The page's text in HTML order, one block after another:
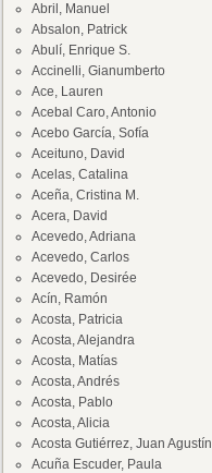
Abril, Manuel
Absalon, Patrick
Abulí, Enrique S.
Accinelli, Gianumberto
Ace, Lauren
Acebal Caro, Antonio
Acebo García, Sofía
Aceituno, David
Acelas, Catalina
Aceña, Cristina M.
Acera, David
Acevedo, Adriana
Acevedo, Carlos
Acevedo, Desirée
Acín, Ramón
Acosta, Patricia
Acosta, Alejandra
Acosta, Matías
Acosta, Andrés
Acosta, Pablo
Acosta, Alicia
Acosta Gutiérrez, Juan Agustín
Acuña Escuder, Paula